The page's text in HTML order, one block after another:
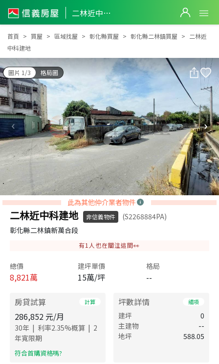
二林近中科建地
二林近中科建地
首頁 買屋 區域找屋 彰化縣買屋 彰化縣二林鎮買屋
二林近
中科建地
圖片 1/3 格局圖
此為其他仲介業者物件
二林近中科建地 非信義物件
(S2268884PA)
彰化縣二林鎮新萬合段
有1 人也在關注這間👀
總價
8,821萬
建坪單價
15萬/坪
格局
--
房貸試算 計算
286,852 元/月
30年 | 利率2.35%概算 | 2
年寬限期
​符合首購資格嗎?
坪數詳情 細項
建坪
0
主建物
--
地坪
588.05